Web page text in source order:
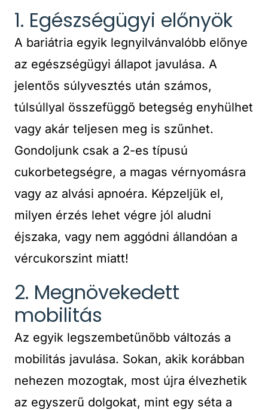
1. Egészségügyi előnyök
A bariátria egyik legnyilvánvalóbb előnye
az egészségügyi állapot javulása. A
jelentős súlyvesztés után számos,
túlsúllyal összefüggő betegség enyhülhet
vagy akár teljesen meg is szűnhet.
Gondoljunk csak a 2-es típusú
cukorbetegségre, a magas vérnyomásra
vagy az alvási apnoéra. Képzeljük el,
milyen érzés lehet végre jól aludni
éjszaka, vagy nem aggódni állandóan a
vércukorszint miatt!
2. Megnövekedett
mobilitás
Az egyik legszembetűnőbb változás a
mobilitás javulása. Sokan, akik korábban
nehezen mozogtak, most újra élvezhetik
az egyszerű dolgokat, mint egy séta a